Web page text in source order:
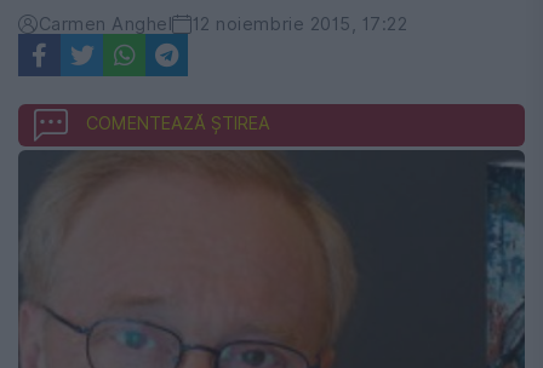
Carmen Anghel 12 noiembrie 2015, 17:22
COMENTEAZĂ ȘTIREA